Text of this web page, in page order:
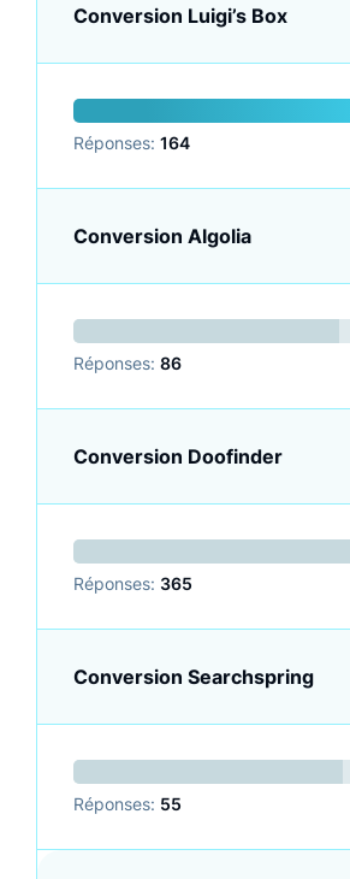
Conversion Luigi’s Box
Réponses: 164
Conversion Algolia
Réponses: 86
Conversion Doofinder
Réponses: 365
Conversion Searchspring
Réponses: 55